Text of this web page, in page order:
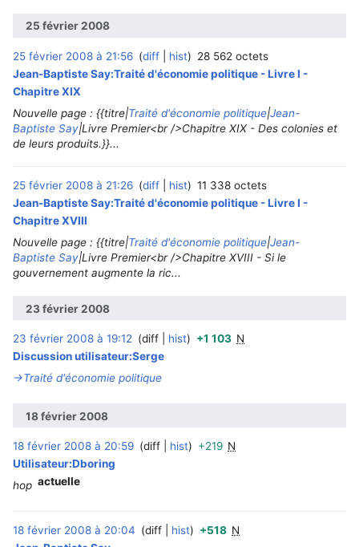
25 février 2008
25 février 2008 à 21:56 diff hist
28 562 octets
Jean-Baptiste Say:Traité d'économie politique - Livre I -
Chapitre XIX
Nouvelle page : {{titre|Traité d'économie politique|Jean-
Baptiste Say|Livre Premier<br />Chapitre XIX - Des colonies et
de leurs produits.}}...
25 février 2008 à 21:26 diff hist
11 338 octets
Jean-Baptiste Say:Traité d'économie politique - Livre I -
Chapitre XVIII
Nouvelle page : {{titre|Traité d'économie politique|Jean-
Baptiste Say|Livre Premier<br />Chapitre XVIII - Si le
gouvernement augmente la ric...
23 février 2008
23 février 2008 à 19:12 diff hist +1 103 N
Discussion utilisateur:Serge
→‎Traité d'économie politique
18 février 2008
18 février 2008 à 20:59 diff hist +219 N
Utilisateur:Dboring
hop actuelle
18 février 2008 à 20:04 diff hist +518 N